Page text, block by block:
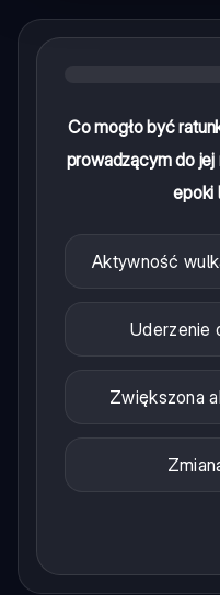
Co mogło być
prowadzącym do jej
epoki
Aktywność
Uderzenie
Zwiększona